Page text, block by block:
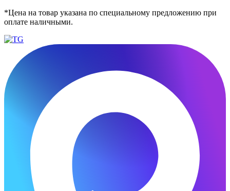
*Цена на товар указана по специальному предложению при
оплате наличными.